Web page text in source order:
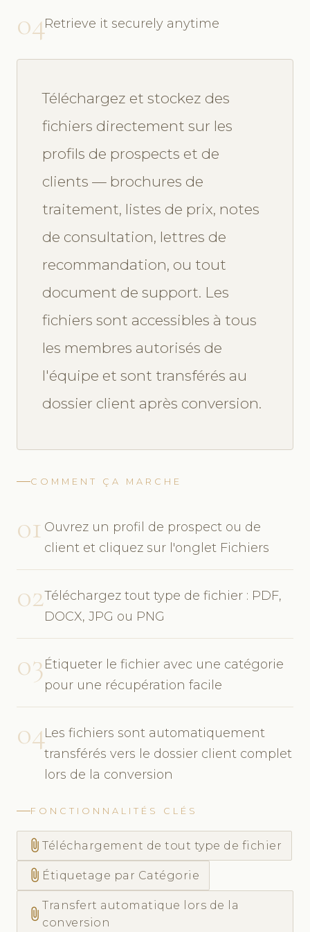
04Retrieve it securely anytime
Téléchargez et stockez des
fichiers directement sur les
profils de prospects et de
clients — brochures de
traitement, listes de prix, notes
de consultation, lettres de
recommandation, ou tout
document de support. Les
fichiers sont accessibles à tous
les membres autorisés de
l'équipe et sont transférés au
dossier client après conversion.
COMMENT ÇA MARCHE
01 Ouvrez un profil de prospect ou de
client et cliquez sur l'onglet Fichiers
02Téléchargez tout type de fichier : PDF,
DOCX, JPG ou PNG
03Étiqueter le fichier avec une catégorie
pour une récupération facile
04Les fichiers sont automatiquement
transférés vers le dossier client complet
lors de la conversion
FONCTIONNALITÉS CLÉS
attach_file Téléchargement de tout type de fichier
attach_file Étiquetage par Catégorie
attach_file
Transfert automatique lors de la
conversion